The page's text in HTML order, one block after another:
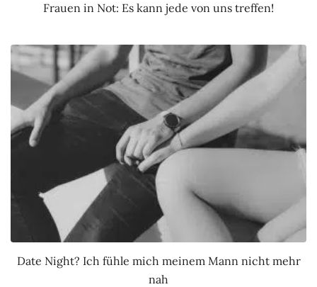
Frauen in Not: Es kann jede von uns treffen!
Date Night? Ich fühle mich meinem Mann nicht mehr
nah